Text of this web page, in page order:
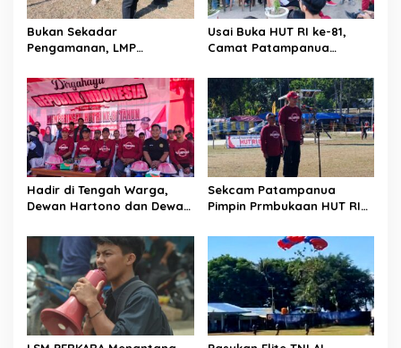
Bukan Sekadar
Pengamanan, LMP
Wajah Sinergitas di
Pembukaan HUT RI ke-81
Usai Buka HUT RI ke-81,
Camat Patampanua
Lurah: Arahan Tegas
Dibumbui Canda, Semua
Fokus Mendengar!
Hadir di Tengah Warga,
Dewan Hartono dan Dewan
Penuh Puncak Perayaan
HUT RI ke-81 di Maccirinna
Sekcam Patampanua
Pimpin Prmbukaan HUT RI
Kemerdekaan Berkobar di
Maccirinna